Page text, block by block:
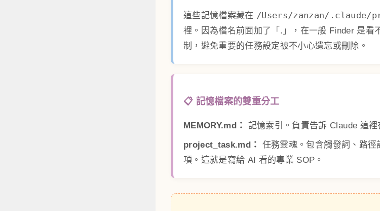
這些記憶檔案藏在 /Users/zanzan/.claude/
裡。因為檔名前面加了「.」，在一般 Finder 是看
制，避免重要的任務設定被不小心遺忘或刪除。
📋 記憶檔案的雙重分工
MEMORY.md：
記憶索引。負責告訴 Claude 這裡
project_task.md：
任務靈魂。包含觸發詞、路
項。這就是寫給 AI 看的專業 SOP。